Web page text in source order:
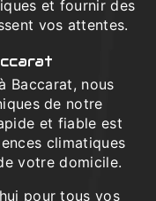
et fournir des
vos attentes.
Baccarat, nous
de notre
et fiable est
climatiques
votre domicile.
pour tous vos